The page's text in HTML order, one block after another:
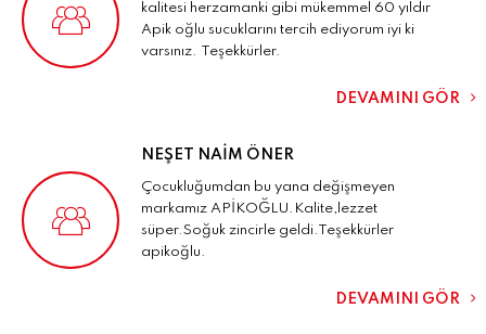
kalitesi herzamanki gibi mükemmel 60 yıldır
Apik oğlu sucuklarını tercih ediyorum iyi ki
varsınız. Teşekkürler.
DEVAMINI GÖR
NEŞET NAIM ÖNER
Çocukluğumdan bu yana değişmeyen
markamız APİKOĞLU.Kalite,lezzet
süper.Soğuk zincirle geldi.Teşekkürler
apikoğlu.
DEVAMINI GÖR